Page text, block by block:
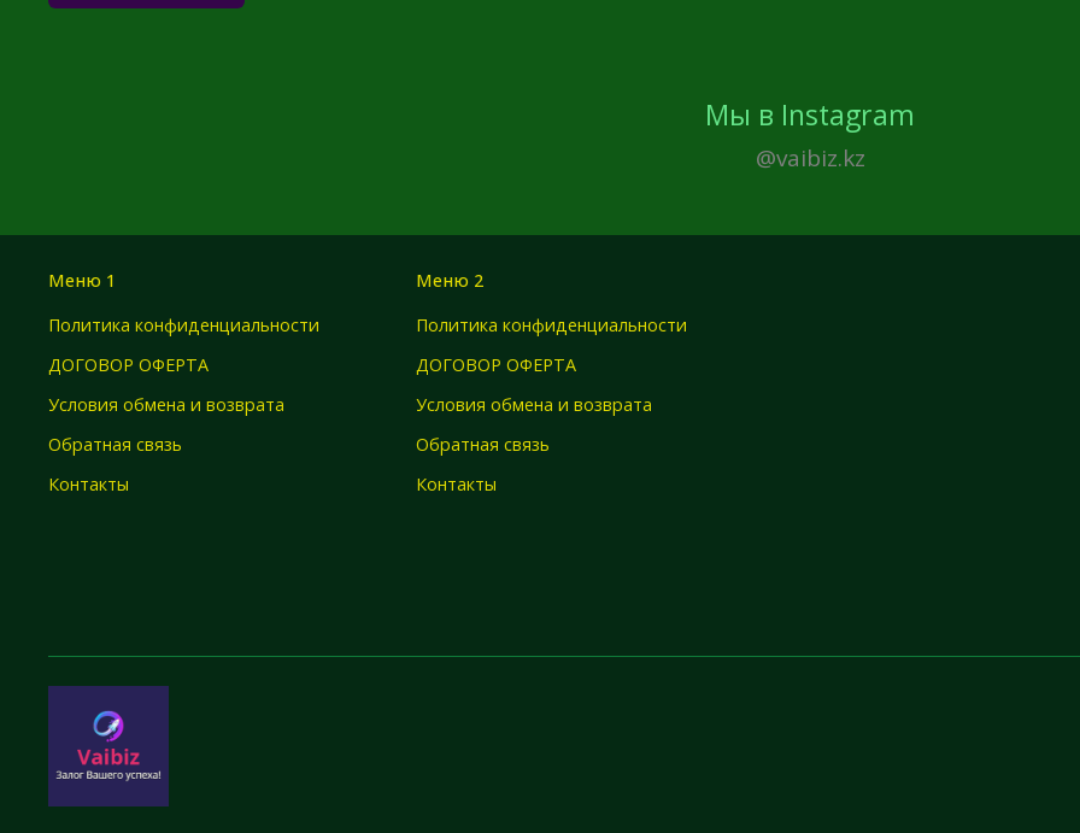
Мы в Instagram
@vaibiz.kz
Меню 1
Политика конфиденциальности
ДОГОВОР ОФЕРТА
Условия обмена и возврата
Обратная связь
Контакты
Меню 2
Политика конфиденциальности
ДОГОВОР ОФЕРТА
Условия обмена и возврата
Обратная связь
Контакты